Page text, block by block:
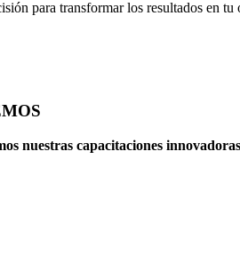
para transformar los resultados en tu
nuestras capacitaciones